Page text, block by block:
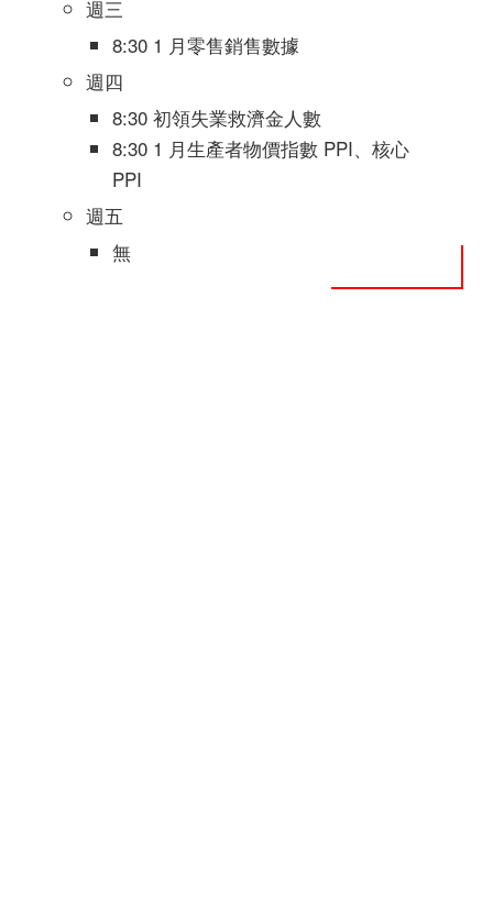
週三
8:30 1 月零售銷售數據
週四
8:30 初領失業救濟金人數
8:30 1 月生產者物價指數 PPI、核心
PPI
週五
無